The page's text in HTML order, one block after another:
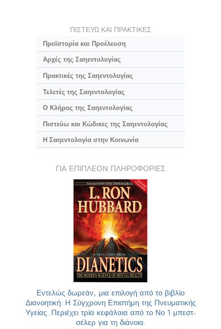
ΠΙΣΤΕΥΩ ΚΑΙ ΠΡΑΚΤΙΚΕΣ
Προϊστορία και Προέλευση
Αρχές της Σαηεντολογίας
Πρακτικές της Σαηεντολογίας
Τελετές της Σαηεντολογίας
Ο Κλήρος της Σαηεντολογίας
Πιστεύω και Κώδικες της Σαηεντολογίας
Η Σαηεντολογία στην Κοινωνία
ΓΙΑ ΕΠΙΠΛΕΟΝ ΠΛΗΡΟΦΟΡΙΕΣ
Εντελώς δωρεάν, μια επιλογή από το βιβλίο
Διανοητική: Η Σύγχρονη Επιστήμη της Πνευματικής
Υγείας. Περιέχει τρία κεφάλαια από το Νο 1 μπεστ-
σέλερ για τη διάνοια.